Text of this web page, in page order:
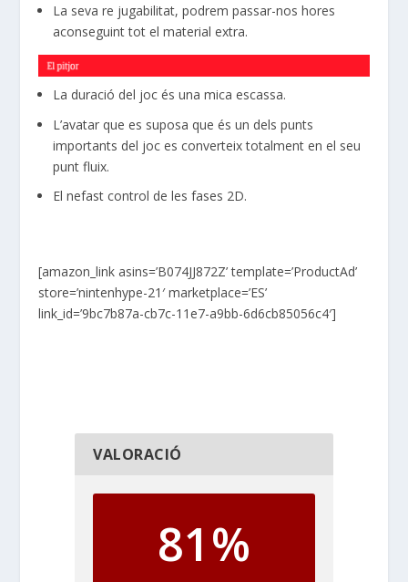
La seva re jugabilitat, podrem passar-nos hores
aconseguint tot el material extra.
La duració del joc és una mica escassa.
L’avatar que es suposa que és un dels punts
importants del joc es converteix totalment en el seu
punt fluix.
El nefast control de les fases 2D.
[amazon_link asins=’B074JJ872Z’ template=’ProductAd’
store=’nintenhype-21′ marketplace=’ES’
link_id=’9bc7b87a-cb7c-11e7-a9bb-6d6cb85056c4′]
VALORACIÓ
81%